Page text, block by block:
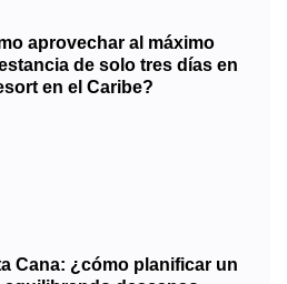
aprovechar al máximo
de solo tres días en
en el Caribe?
Cana: ¿cómo planificar un